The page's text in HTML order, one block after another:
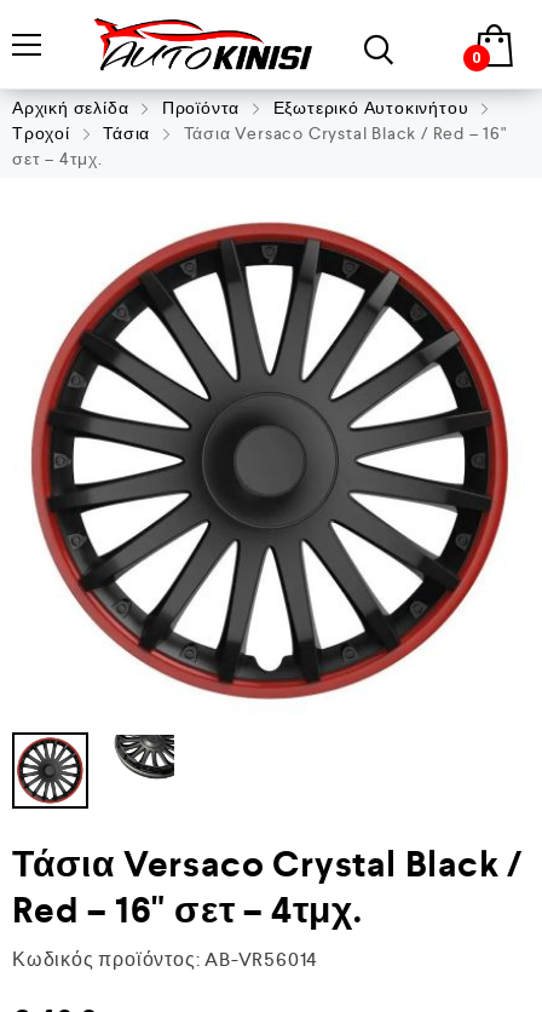
0
Αρχική σελίδα Προϊόντα
Εξωτερικό Αυτοκινήτου
Τροχοί
Τάσια
Τάσια Versaco Crystal Black / Red – 16"
σετ – 4τμχ.
Τάσια Versaco Crystal Black /
Red – 16" σετ – 4τμχ.
Κωδικός προϊόντος: AB-VR56014